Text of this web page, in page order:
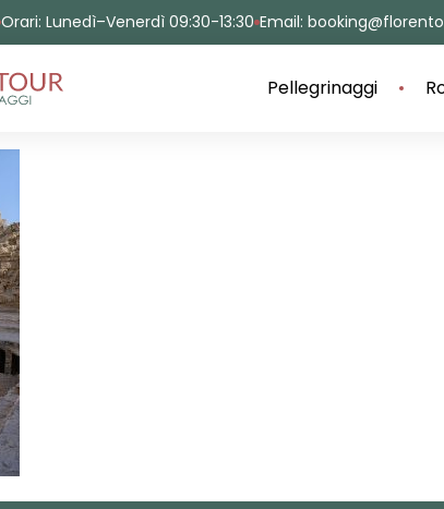
Orari: Lunedì–Venerdì 09:30-13:30 Email:
Pellegrinaggi